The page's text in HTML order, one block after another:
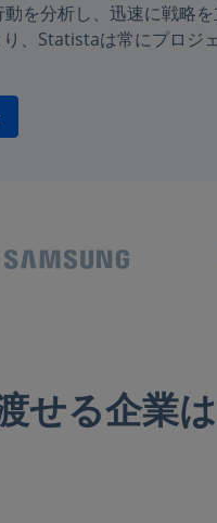
を分析し、迅速に戦略
、Statistaは常にプロジ
せる企業